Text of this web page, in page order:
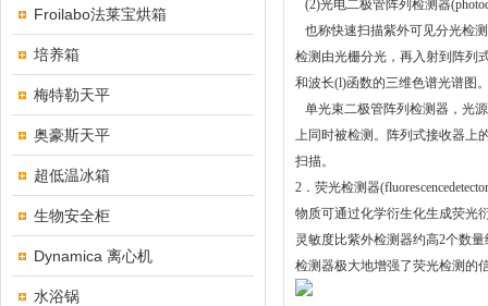
Froilabo法莱宝烘箱
培养箱
梅特勒天平
奥豪斯天平
超低温冰箱
生物安全柜
Dynamica 离心机
水浴锅
(2)光电二极管阵列检测器
也称快速扫描紫外可见分光检
检测由光栅分光，再入射到阵列
和波长(l)函数的三维色谱光谱图
单光束二极管阵列检测器，光
上同时被检测。阵列式接收器上
扫描。
2 ．荧光检测器
物质可通过化学衍生化生成荧光
灵敏度比紫外检测器约高2个数
检测器极大地增强了荧光检测的